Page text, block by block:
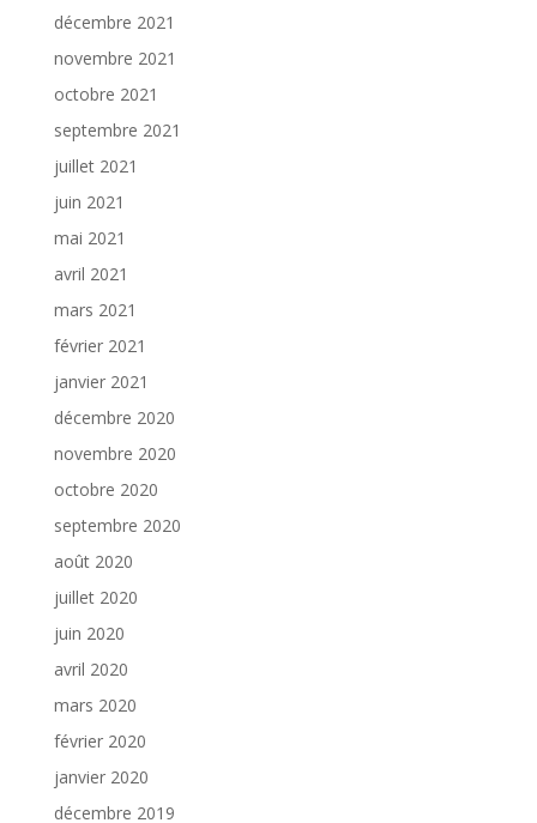
décembre 2021
novembre 2021
octobre 2021
septembre 2021
juillet 2021
juin 2021
mai 2021
avril 2021
mars 2021
février 2021
janvier 2021
décembre 2020
novembre 2020
octobre 2020
septembre 2020
août 2020
juillet 2020
juin 2020
avril 2020
mars 2020
février 2020
janvier 2020
décembre 2019